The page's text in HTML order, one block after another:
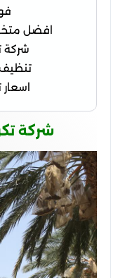
افضل
شركة
تنظيف
شركة